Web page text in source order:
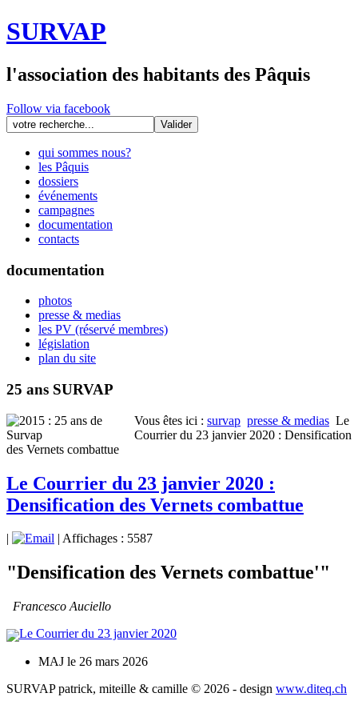
SURVAP
l'association des habitants des Pâquis
Follow via facebook
qui sommes nous?
les Pâquis
dossiers
événements
campagnes
documentation
contacts
documentation
photos
presse & medias
les PV (réservé membres)
législation
plan du site
25 ans SURVAP
Vous êtes ici : survap presse & medias Le
Courrier du 23 janvier 2020 : Densification
des Vernets combattue
Le Courrier du 23 janvier 2020 :
Densification des Vernets combattue
| Affichages : 5587
"Densification des Vernets combattue'"
Francesco Auciello
Le Courrier du 23 janvier 2020
MAJ le 26 mars 2026
SURVAP patrick, miteille & camille © 2026 - design www.diteq.ch